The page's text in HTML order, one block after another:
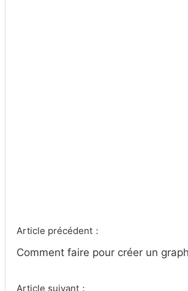
Article précédent：
Comment faire pour créer un
Article suivant：